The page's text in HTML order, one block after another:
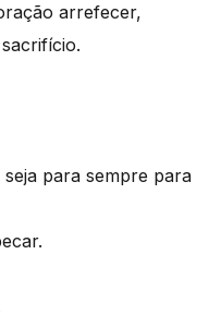
arrefecer,
para sempre para